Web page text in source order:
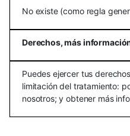
No existe (como regla
Derechos, más
Puedes ejercer tus
limitación del tratamiento:
nosotros; y obtener más